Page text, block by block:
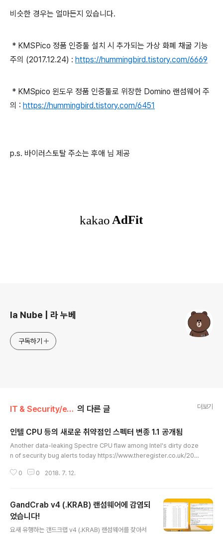
비슷한 경우는 얼마든지 있습니다.
* KMSPico 정품 인증툴 설치 시 추가되는 가상 화폐 채굴 기능
주의 (2017.12.24) : https://hummingbird.tistory.com/6669
* KMSpico 윈도우 정품 인증툴로 위장한 Domino 랜섬웨어 주
의 : https://hummingbird.tistory.com/6451
p.s. 바이러스토탈 주소는 후애 님 제공
la Nube | 라 누베
구독하기
IT & Security/etc. (악성코드,취약점) 의 다른 글 더보기
인텔 CPU 등의 새로운 취약점인 스펙터 변종 1.1 공개됨
Another data-leaking Spectre CPU flaw among Intel's dirty doze
n of security bug alerts today https://www.theregister.co.uk/201
7:00) -- Another data-leaking Spectre CPU flaw among Intel's dir
스펙터 변종 1.1이라는 이름이 붙여졌습니다. 한가지 다행스러운 점은 스펙터 ..
0 0 2018. 7. 12.
GandCrab v4 (.KRAB) 랜섬웨어에 감염되
었습니다!
요새 유행하는 갠드크랩 v4 (.KRAB) 랜섬웨어를 찾아서